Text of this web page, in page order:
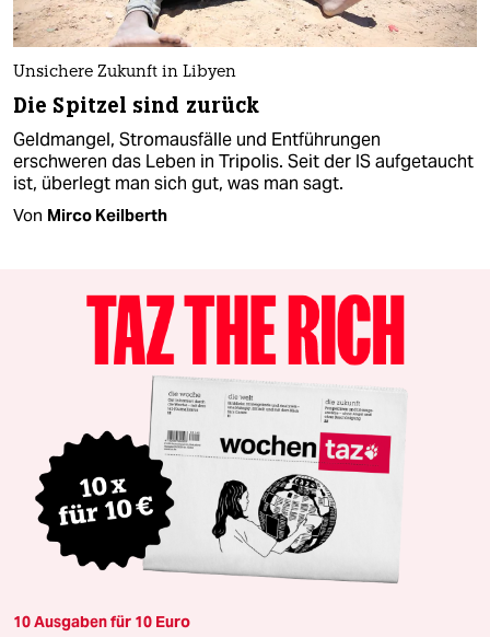
Unsichere Zukunft in Libyen
Die Spitzel sind zurück
Geldmangel, Stromausfälle und Entführungen
erschweren das Leben in Tripolis. Seit der IS aufgetaucht
ist, überlegt man sich gut, was man sagt.
Von Mirco Keilberth
10 Ausgaben für 10 Euro